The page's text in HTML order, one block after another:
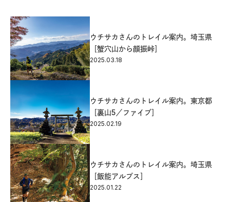
ウチサカさんのトレイル案内。埼玉県
［蟹穴山から顔振峠］
2025.03.18
ウチサカさんのトレイル案内。東京都
［裏山5／ファイブ］
2025.02.19
ウチサカさんのトレイル案内。埼玉県
［飯能アルプス］
2025.01.22